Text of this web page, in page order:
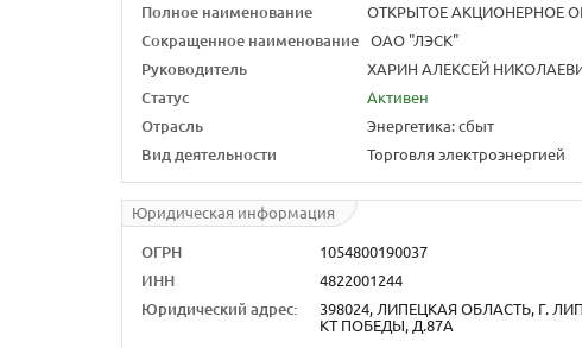
Полное наименование ОТКРЫТОЕ АКЦИОНЕРНОЕ
Сокращенное наименование ОАО "ЛЭСК"
Руководитель ХАРИН АЛЕКСЕЙ
Статус Активен
Отрасль Энергетика: сбыт
Вид деятельности Торговля электроэнергией
Юридическая информация
ОГРН 1054800190037
ИНН 4822001244
Юридический адрес:
398024, ЛИПЕЦКАЯ ОБЛАСТЬ, Г.
КТ ПОБЕДЫ, Д.87А